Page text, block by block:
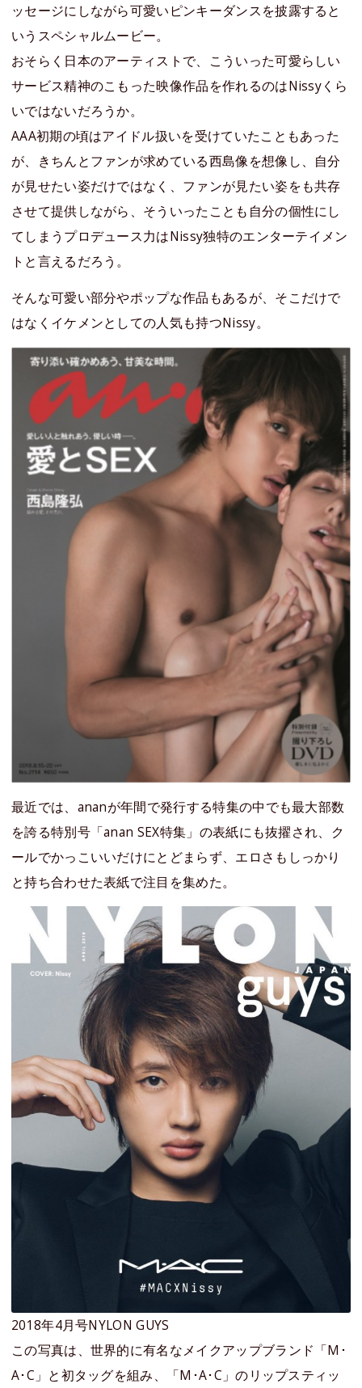
ッセージにしながら可愛いピンキーダンスを披露すると
いうスペシャルムービー。
おそらく日本のアーティストで、こういった可愛らしい
サービス精神のこもった映像作品を作れるのはNissyくら
いではないだろうか。
AAA初期の頃はアイドル扱いを受けていたこともあった
が、きちんとファンが求めている西島像を想像し、自分
が見せたい姿だけではなく、ファンが見たい姿をも共存
させて提供しながら、そういったことも自分の個性にし
てしまうプロデュース力はNissy独特のエンターテイメン
トと言えるだろう。
そんな可愛い部分やポップな作品もあるが、そこだけで
はなくイケメンとしての人気も持つNissy。
最近では、ananが年間で発行する特集の中でも最大部数
を誇る特別号「anan SEX特集」の表紙にも抜擢され、ク
ールでかっこいいだけにとどまらず、エロさもしっかり
と持ち合わせた表紙で注目を集めた。
2018年4月号NYLON GUYS
この写真は、世界的に有名なメイクアップブランド「M･
A･C」と初タッグを組み、「M･A･C」のリップスティッ